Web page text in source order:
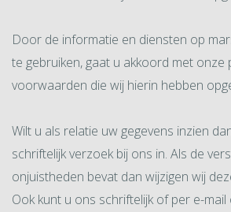
Door de informatie en diensten op
te gebruiken, gaat u akkoord met onze
voorwaarden die wij hierin hebben
Wilt u als relatie uw gegevens inzien
schriftelijk verzoek bij ons in. Als de
onjuistheden bevat dan wijzigen wij
Ook kunt u ons schriftelijk of per e-